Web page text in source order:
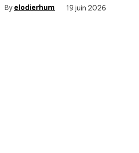
By elodierhum 19 juin 2026